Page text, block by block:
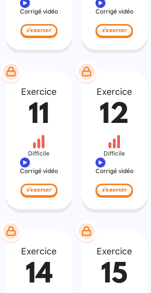
Corrigé vidéo
s'exercer
Corrigé vidéo
s'exercer
Exercice
11
Difficile
Corrigé vidéo
s'exercer
Exercice
12
Difficile
Corrigé vidéo
s'exercer
Exercice
14
Exercice
15